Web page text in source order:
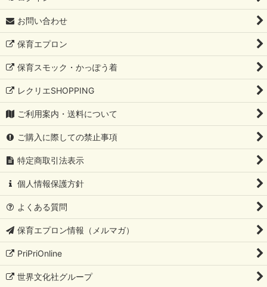
お問い合わせ
保育エプロン
保育スモック・かっぽう着
レクリエSHOPPING
ご利用案内・送料について
ご購入に際しての禁止事項
特定商取引法表示
個人情報保護方針
よくある質問
保育エプロン情報（メルマガ）
PriPriOnline
世界文化社グループ